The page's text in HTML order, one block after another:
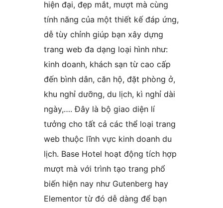
hiện đại, đẹp mắt, mượt mà cùng
tính năng của một thiết kế đáp ứng,
dễ tùy chỉnh giúp bạn xây dựng
trang web đa dạng loại hình như:
kinh doanh, khách sạn từ cao cấp
đến bình dân, căn hộ, đặt phòng ở,
khu nghỉ dưỡng, du lịch, kì nghỉ dài
ngày,…. Đây là bộ giao diện lí
tưởng cho tất cả các thể loại trang
web thuộc lĩnh vực kinh doanh du
lịch. Base Hotel hoạt động tích hợp
mượt mà với trình tạo trang phổ
biến hiện nay như Gutenberg hay
Elementor từ đó dễ dàng để bạn